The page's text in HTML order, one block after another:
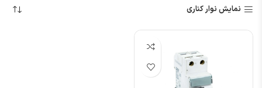
نمایش نوار کناری